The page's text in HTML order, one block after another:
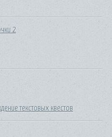
2
текстовых квестов